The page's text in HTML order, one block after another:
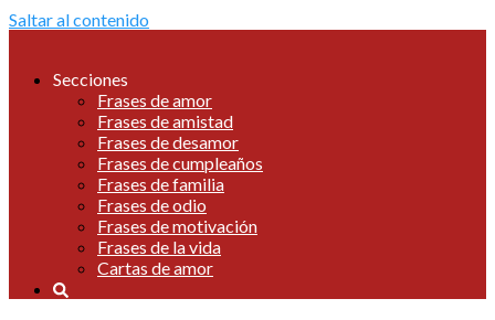
Saltar al contenido
Secciones
Frases de amor
Frases de amistad
Frases de desamor
Frases de cumpleaños
Frases de familia
Frases de odio
Frases de motivación
Frases de la vida
Cartas de amor